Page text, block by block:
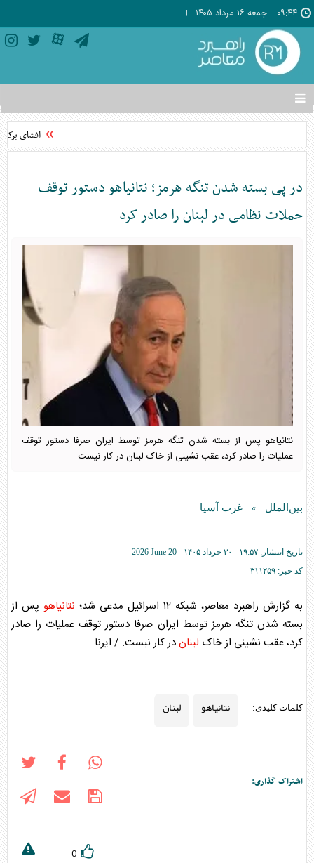
۰۹:۴۴ جمعه ۱۶ مرداد ۱۴۰۵
تغییر
وضعیت
منوی
ها
افشای
در پی بسته شدن تنگه هرمز؛ نتانیاهو دستور توقف
حملات نظامی در لبنان را صادر کرد
نتانیاهو پس از بسته شدن تنگه هرمز توسط ایران صرفا دستور توقف
عملیات را صادر کرد، عقب نشینی از خاک لبنان در کار نیست.
بین‌الملل » غرب آسیا
تاریخ انتشار: ۱۹:۵۷ - ۳۰ خرداد ۱۴۰۵ -
2026 June 20
کد خبر: ۳۱۱۲۵۹
به گزارش راهبرد معاصر، شبکه ۱۲ اسرائیل مدعی شد؛ نتانیاهو پس از
بسته شدن تنگه هرمز توسط ایران صرفا دستور توقف عملیات را صادر
کرد، عقب نشینی از خاک لبناندر کار نیست. / ایرنا
کلمات کلیدی: نتانیاهو لبنان
اشتراک گذاری:
0